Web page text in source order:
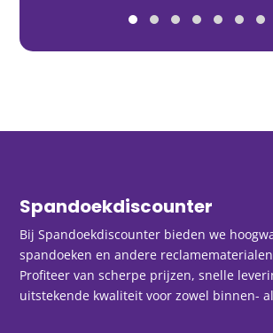
Spandoekdiscounter
Bij Spandoekdiscounter bieden we
spandoeken en andere
Profiteer van scherpe prijzen, snelle
uitstekende kwaliteit voor zowel binnen-